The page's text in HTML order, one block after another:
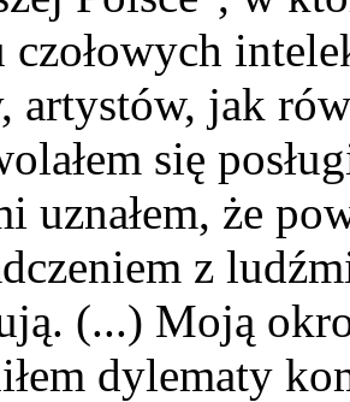
czołowych
artystów, jak
się
uznałem, że
z
(...) Moją
dylematy